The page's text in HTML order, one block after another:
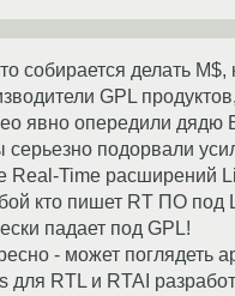
собирается делать M$,
GPL
явно опередили дядю
серьезно подорвали
Real-Time расширений
кто пишет RT ПО под
падает под GPL!
- может поглядеть
для RTL и RTAI